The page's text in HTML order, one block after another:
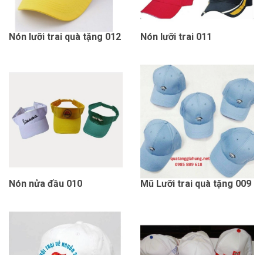
Nón lưỡi trai quà tặng 012 Nón lưỡi trai 011
Nón nửa đầu 010 Mũ Lưỡi trai quà tặng 009